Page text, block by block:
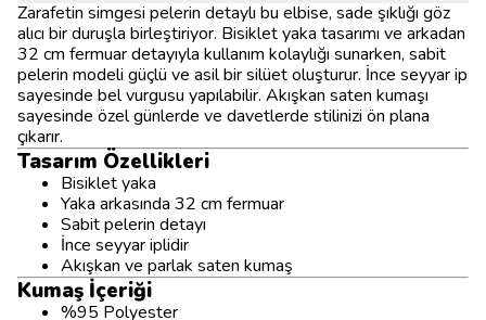
Zarafetin simgesi pelerin detaylı bu elbise, sade şıklığı göz
alıcı bir duruşla birleştiriyor. Bisiklet yaka tasarımı ve arkadan
32 cm fermuar detayıyla kullanım kolaylığı sunarken, sabit
pelerin modeli güçlü ve asil bir silüet oluşturur. İnce seyyar ip
sayesinde bel vurgusu yapılabilir. Akışkan saten kumaşı
sayesinde özel günlerde ve davetlerde stilinizi ön plana
çıkarır.
Tasarım Özellikleri
Bisiklet yaka
Yaka arkasında 32 cm fermuar
Sabit pelerin detayı
İnce seyyar iplidir
Akışkan ve parlak saten kumaş
Kumaş İçeriği
%95 Polyester